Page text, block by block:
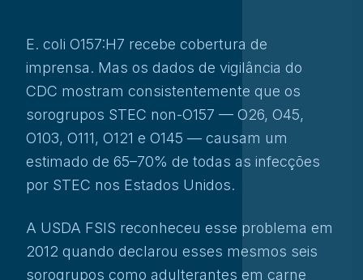
E. coli O157:H7 recebe cobertura de
imprensa. Mas os dados de vigilância do
CDC mostram consistentemente que os
sorogrupos STEC non-O157 — O26, O45,
O103, O111, O121 e O145 — causam um
estimado de 65–70% de todas as infecções
por STEC nos Estados Unidos.
A USDA FSIS reconheceu esse problema em
2012 quando declarou esses mesmos seis
sorogrupos como adulterantes em carne